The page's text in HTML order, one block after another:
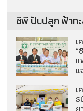
ซีพี ปันปลูก ฟ้าทะ
เ
“
แ
แ
เ
ธ
ย